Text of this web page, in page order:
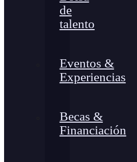
de
talento
Eventos &
Experiencias
Becas &
Financiación